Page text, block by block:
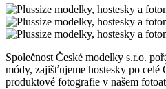
Společnost České modelky s.r.o.
módy, zajišťujeme hostesky po celé
produktové fotografie v našem